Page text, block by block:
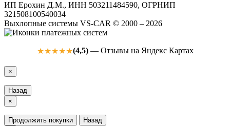
ИП Ерохин Д.М., ИНН 503211484590, ОГРНИП
321508100540034
Выхлопные системы VS-CAR © 2000 – 2026
★★★★★(4,5)— Отзывы на Яндекс Картах
×
Назад
×
Продолжить покупки
Назад